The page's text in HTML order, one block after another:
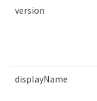
version
displayName